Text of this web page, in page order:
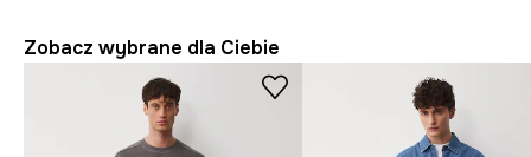
Zobacz wybrane dla Ciebie